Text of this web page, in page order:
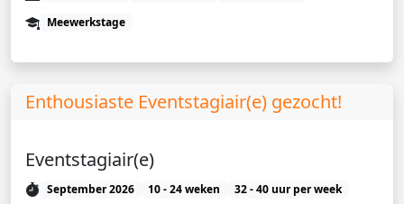
Meewerkstage
Enthousiaste Eventstagiair(e) gezocht!
Eventstagiair(e)
September 2026 10 - 24 weken
32 - 40 uur per week